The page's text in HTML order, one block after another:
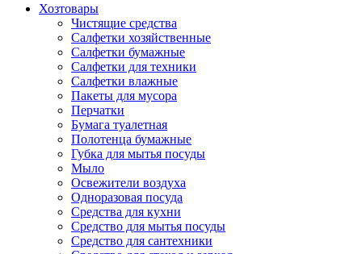
Хозтовары
Чистящие средства
Салфетки хозяйственные
Салфетки бумажные
Салфетки для техники
Салфетки влажные
Пакеты для мусора
Перчатки
Бумага туалетная
Полотенца бумажные
Губка для мытья посуды
Мыло
Освежители воздуха
Одноразовая посуда
Средства для кухни
Средство для мытья посуды
Средство для сантехники